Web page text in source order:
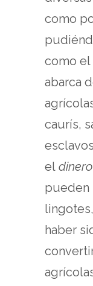
como
como el
abarca
caurís,
el
pueden
haber